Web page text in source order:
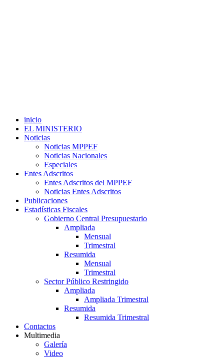
inicio
EL MINISTERIO
Noticias
Noticias MPPEF
Noticias Nacionales
Especiales
Entes Adscritos
Entes Adscritos del MPPEF
Noticias Entes Adscritos
Publicaciones
Estadísticas Fiscales
Gobierno Central Presupuestario
Ampliada
Mensual
Trimestral
Resumida
Mensual
Trimestral
Sector Público Restringido
Ampliada
Ampliada Trimestral
Resumida
Resumida Trimestral
Contactos
Multimedia
Galería
Video